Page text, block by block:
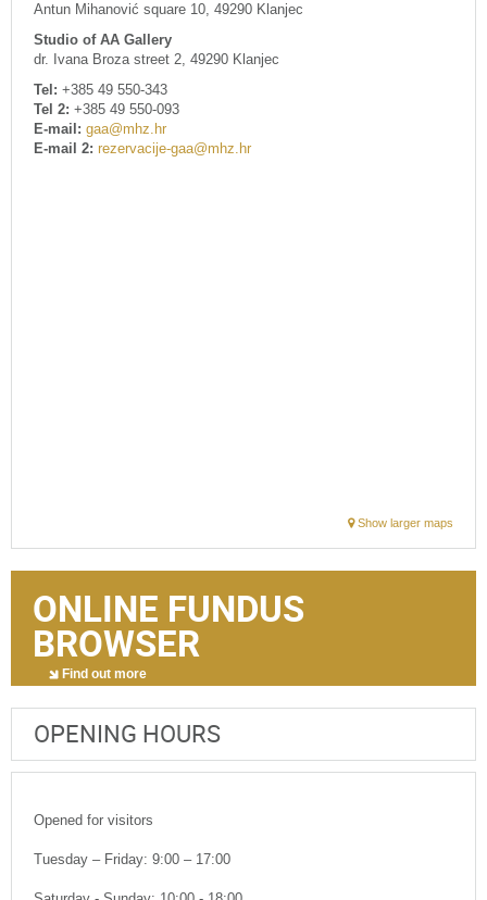
Antun Mihanović square 10, 49290 Klanjec
Studio of AA Gallery
dr. Ivana Broza street 2, 49290 Klanjec
Tel: +385 49 550-343
Tel 2: +385 49 550-093
E-mail: gaa@mhz.hr
E-mail 2: rezervacije-gaa@mhz.hr
Show larger maps
ONLINE FUNDUS
BROWSER
Find out more
OPENING HOURS
Opened for visitors
Tuesday – Friday: 9:00 – 17:00